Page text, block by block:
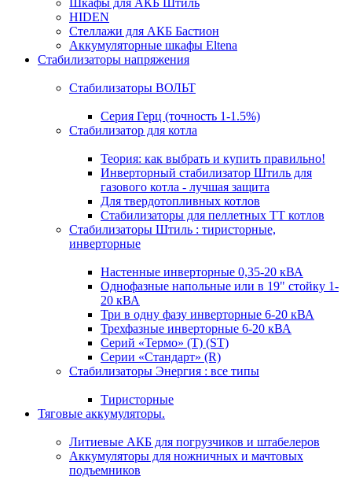
Шкафы для АКБ Штиль
HIDEN
Стеллажи для АКБ Бастион
Аккумуляторные шкафы Eltena
Стабилизаторы напряжения
Стабилизаторы ВОЛЬТ
Серия Герц (точность 1-1.5%)
Стабилизатор для котла
Теория: как выбрать и купить правильно!
Инверторный стабилизатор Штиль для
газового котла - лучшая защита
Для твердотопливных котлов
Стабилизаторы для пеллетных ТТ котлов
Стабилизаторы Штиль : тиристорные,
инверторные
Настенные инверторные 0,35-20 кВА
Однофазные напольные или в 19" стойку 1-
20 кВА
Три в одну фазу инверторные 6-20 кВА
Трехфазные инверторные 6-20 кВА
Серий «Термо» (T) (ST)
Серии «Стандарт» (R)
Стабилизаторы Энергия : все типы
Тиристорные
Тяговые аккумуляторы.
Литиевые АКБ для погрузчиков и штабелеров
Аккумуляторы для ножничных и мачтовых
подъемников